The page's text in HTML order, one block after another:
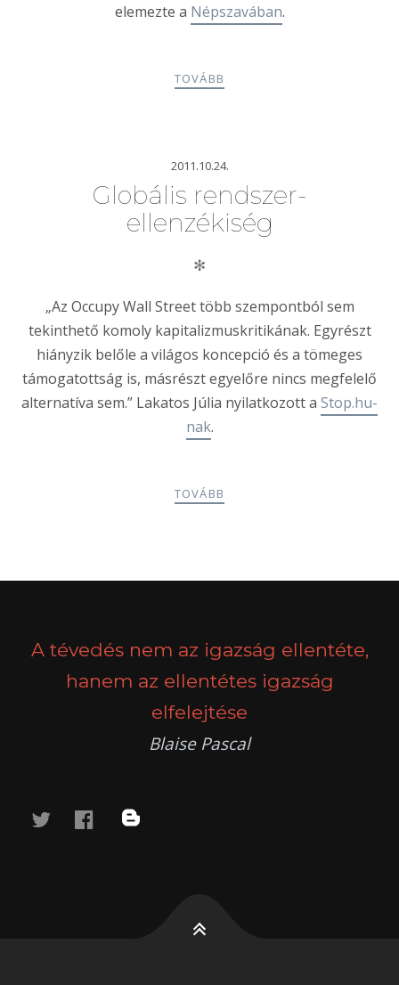
elemezte a Népszavában.
TOVÁBB
2011.10.24.
Globális rendszer-
ellenzékiség
✻
„Az Occupy Wall Street több szempontból sem
tekinthető komoly kapitalizmuskritikának. Egyrészt
hiányzik belőle a világos koncepció és a tömeges
támogatottság is, másrészt egyelőre nincs megfelelő
alternatíva sem.” Lakatos Júlia nyilatkozott a Stop.hu-
nak.
TOVÁBB
A tévedés nem az igazság ellentéte,
hanem az ellentétes igazság
elfelejtése
Blaise Pascal
twitterfacebook
blog